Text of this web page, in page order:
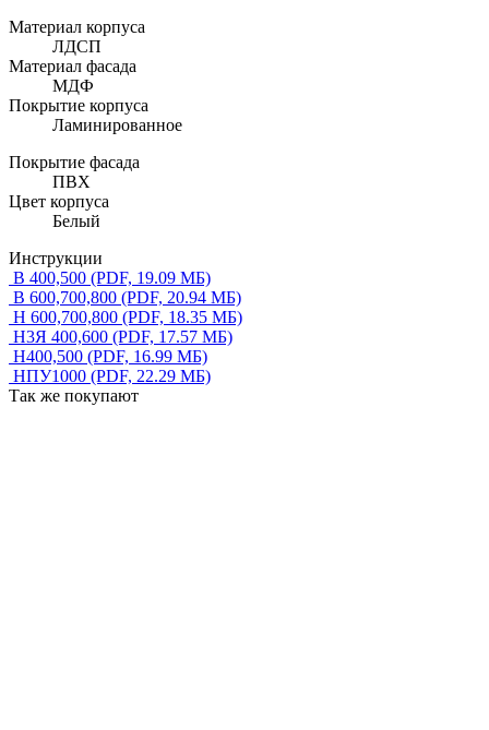
Материал корпуса
ЛДСП
Материал фасада
МДФ
Покрытие корпуса
Ламинированное
Покрытие фасада
ПВХ
Цвет корпуса
Белый
Инструкции
В 400,500 (PDF, 19.09 МБ)
В 600,700,800 (PDF, 20.94 МБ)
Н 600,700,800 (PDF, 18.35 МБ)
Н3Я 400,600 (PDF, 17.57 МБ)
Н400,500 (PDF, 16.99 МБ)
НПУ1000 (PDF, 22.29 МБ)
Так же покупают